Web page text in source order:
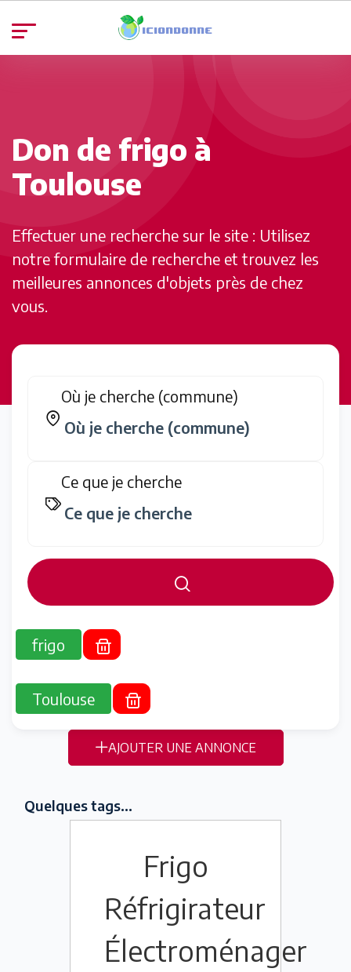
Don de frigo à
Toulouse
Effectuer une recherche sur le site : Utilisez
notre formulaire de recherche et trouvez les
meilleures annonces d'objets près de chez
vous.
Où je cherche (commune)
Ce que je cherche
frigo
Toulouse
AJOUTER UNE ANNONCE
Quelques tags...
Frigo
Réfrigirateur
Électroménager